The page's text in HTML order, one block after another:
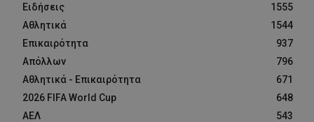
Ειδήσεις
1555
Αθλητικά
1544
Επικαιρότητα
937
Απόλλων
796
Αθλητικά - Επικαιρότητα
671
2026 FIFA World Cup
648
ΑΕΛ
543